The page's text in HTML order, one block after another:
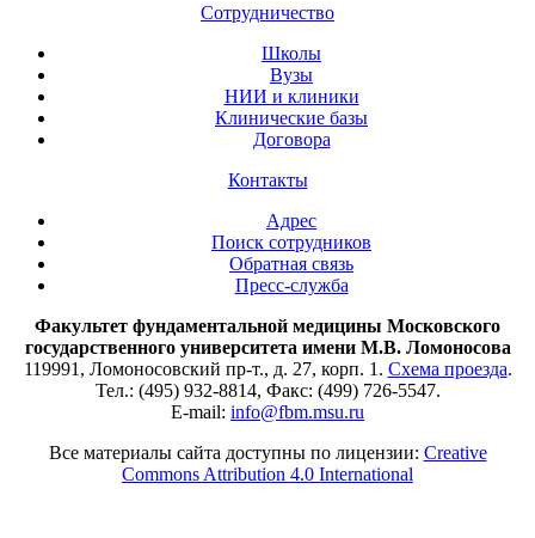
Сотрудничество
Школы
Вузы
НИИ и клиники
Клинические базы
Договора
Контакты
Адрес
Поиск сотрудников
Обратная связь
Пресс-служба
Факультет фундаментальной медицины Московского
государственного университета имени М.В. Ломоносова
119991, Ломоносовский пр-т., д. 27, корп. 1. Схема проезда.
Тел.: (495) 932-8814, Факс: (499) 726-5547.
E-mail: info@fbm.msu.ru
Все материалы сайта доступны по лицензии: Creative
Commons Attribution 4.0 International